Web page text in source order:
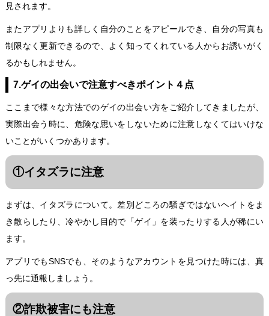
見されます。
またアプリよりも詳しく自分のことをアピールでき、自分の写真も
制限なく更新できるので、よく知ってくれている人からお誘いがく
るかもしれません。
7.ゲイの出会いで注意すべきポイント４点
ここまで様々な方法でのゲイの出会い方をご紹介してきましたが、
実際出会う時に、危険な思いをしないために注意しなくてはいけな
いことがいくつかあります。
①イタズラに注意
まずは、イタズラについて。差別どころの騒ぎではないヘイトをま
き散らしたり、冷やかし目的で「ゲイ」を装ったりする人が稀にい
ます。
アプリでもSNSでも、そのようなアカウントを見つけた時には、真
っ先に通報しましょう。
②詐欺被害にも注意